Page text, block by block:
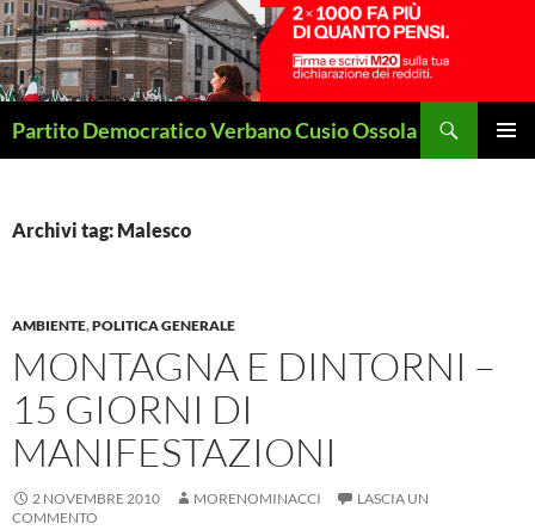
Vai
al
contenuto
Partito Democratico Verbano Cusio Ossola
Archivi tag: Malesco
AMBIENTE,POLITICA GENERALE
MONTAGNA E DINTORNI –
15 GIORNI DI
MANIFESTAZIONI
2 NOVEMBRE 2010 MORENOMINACCI
LASCIA UN
COMMENTO